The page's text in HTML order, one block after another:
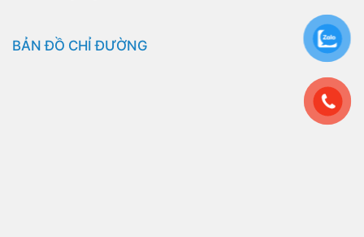
BẢN ĐỒ CHỈ ĐƯỜNG